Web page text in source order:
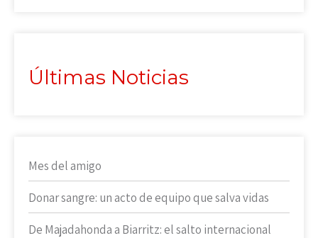
Últimas Noticias
Mes del amigo
Donar sangre: un acto de equipo que salva vidas
De Majadahonda a Biarritz: el salto internacional